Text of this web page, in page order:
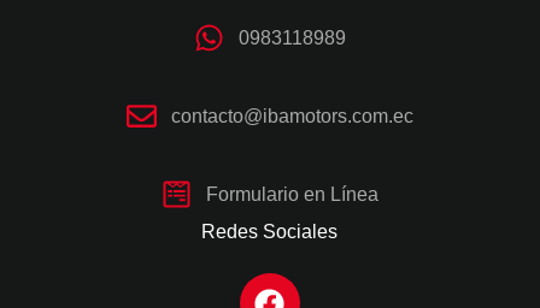
0983118989
contacto@ibamotors.com.ec
Formulario en Línea
Redes Sociales